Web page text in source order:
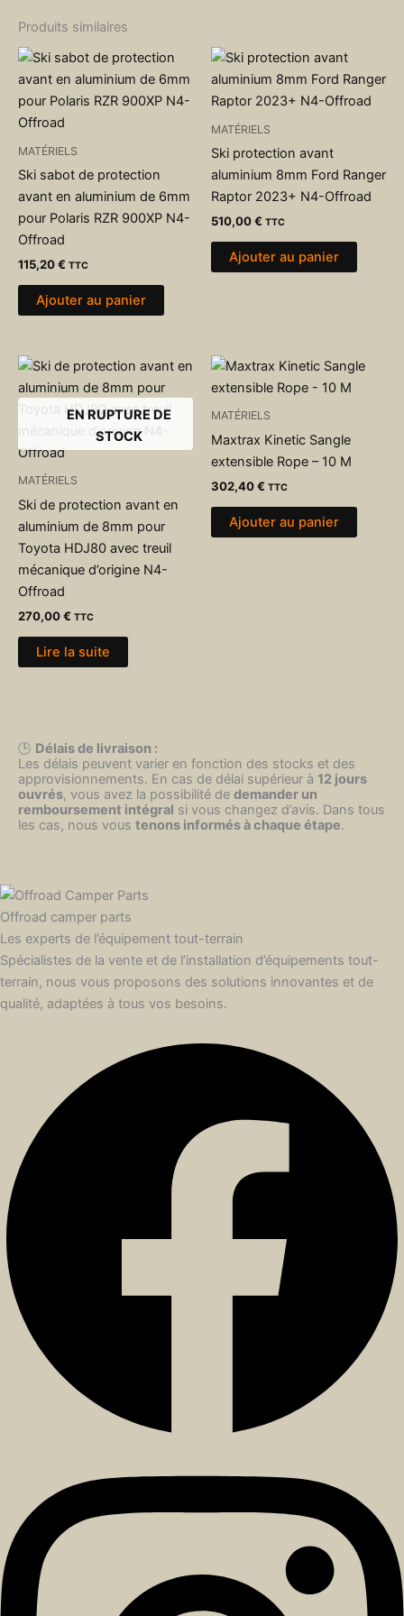
Produits similaires
MATÉRIELS
Ski sabot de protection
avant en aluminium de 6mm
pour Polaris RZR 900XP N4-
Offroad
115,20€ TTC
Ajouter au panier
MATÉRIELS
Ski protection avant
aluminium 8mm Ford Ranger
Raptor 2023+ N4-Offroad
510,00€ TTC
Ajouter au panier
EN RUPTURE DE
STOCK
MATÉRIELS
Ski de protection avant en
aluminium de 8mm pour
Toyota HDJ80 avec treuil
mécanique d’origine N4-
Offroad
270,00€ TTC
Lire la suite
MATÉRIELS
Maxtrax Kinetic Sangle
extensible Rope – 10 M
302,40€ TTC
Ajouter au panier
🕒 Délais de livraison :
Les délais peuvent varier en fonction des stocks et des
approvisionnements. En cas de délai supérieur à 12 jours
ouvrés, vous avez la possibilité de demander un
remboursement intégral si vous changez d’avis. Dans tous
les cas, nous vous tenons informés à chaque étape.
Offroad camper parts
Les experts de l’équipement tout-terrain
Spécialistes de la vente et de l’installation d’équipements tout-
terrain, nous vous proposons des solutions innovantes et de
qualité, adaptées à tous vos besoins.